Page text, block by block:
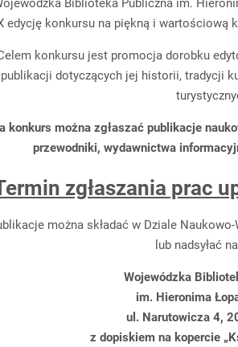
Biblioteka Publiczna im.
edycję konkursu na piękną i wartościową
konkursu jest promocja dorobku
publikacji dotyczących jej historii, tradycji
konkurs można zgłaszać publikacje
przewodniki, wydawnictwa
zgłaszania prac
można składać w Dziale
lub nadsyłać
Wojewódzka
im. Hieronima
ul. Narutowicza 4,
z dopiskiem na kopercie